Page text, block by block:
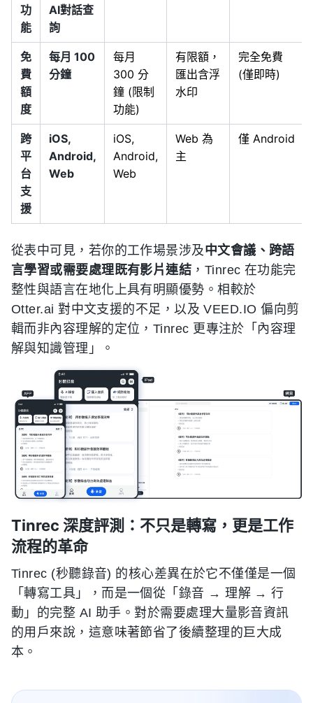
功
能
AI對話查
詢
免
費
額
度
每月 100
分鐘
每月
300 分
鐘 (限制
功能)
有限額，
匯出含浮
水印
完全免費
(僅即時)
跨
平
台
支
援
iOS,
Android,
Web
iOS,
Android,
Web
Web 為
主
僅 Android
從表中可見，若你的工作場景涉及中文會議、跨語
言學習或需要處理既有影片連結 ，Tinrec 在功能完
整性與語言在地化上具有明顯優勢。相較於
Otter.ai 對中文支援的不足，以及 VEED.IO 偏向剪
輯而非內容理解的定位，Tinrec 更專注於「內容理
解與知識管理」。
Tinrec 深度評測：不只是轉寫，更是工作
流程的革命
Tinrec (秒聽錄音) 的核心差異在於它不僅僅是一個
「轉寫工具」，而是一個從「錄音 → 理解 → 行
動」的完整 AI 助手。對於需要處理大量影音資訊
的用戶來說，這意味著節省了後續整理的巨大成
本。